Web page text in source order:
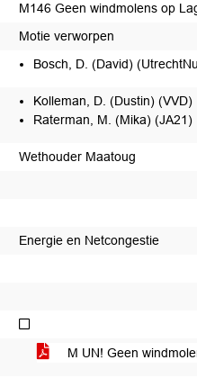
M146 Geen windmolens op
Motie verworpen
Bosch, D. (David)
Kolleman, D. (Dustin) (VVD)
Raterman, M. (Mika) (JA21)
Wethouder Maatoug
Energie en Netcongestie
Niet afgedaan
M UN! Geen